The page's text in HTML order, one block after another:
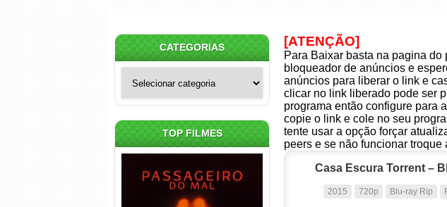
[ATENÇÃO]
Para Baixar basta na pagina
bloqueador de anúncios e
anúncios para liberar o link e
clicar no link liberado pode ser
programa então configure para
copie o link e cole no seu
tente usar a opção forçar
peers e se não funcionar
Casa Escura Torrent –
2015 720p Blu-ray Rip
CATEGORIAS
TOP FILMES